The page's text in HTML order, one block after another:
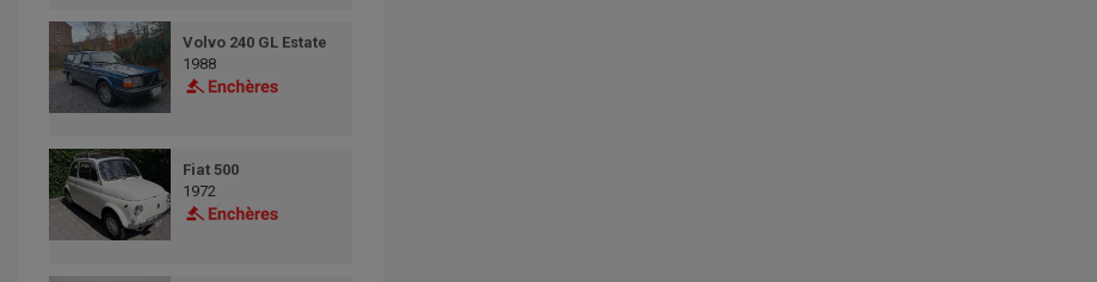
Volvo 240 GL Estate
1988
Fiat 500
1972